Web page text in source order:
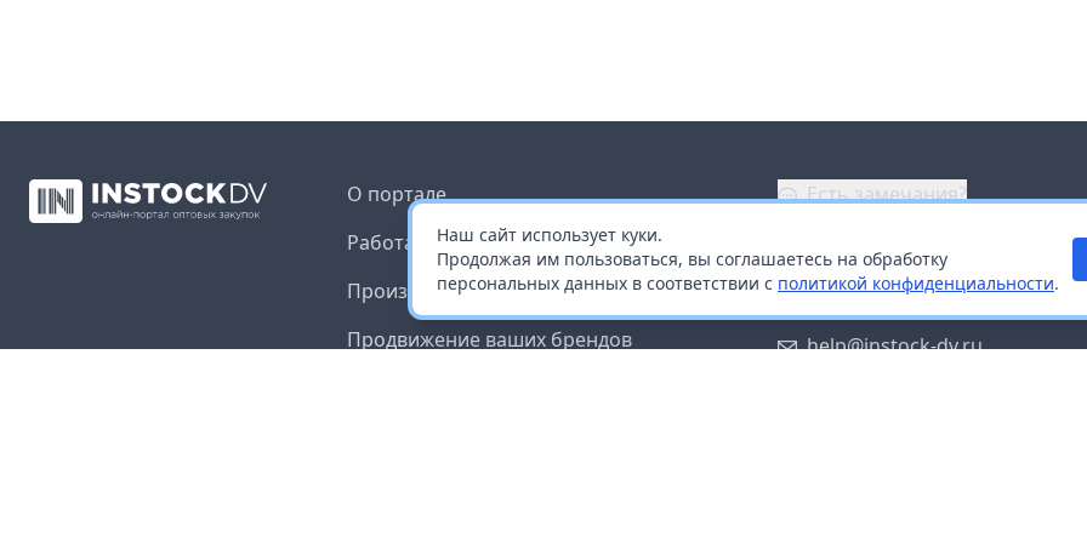
Наш сайт использует куки.
Продолжая им пользоваться, вы соглашаетесь на обработку
персональных данных в соответствии с политикой конфиденциальности.
О портале
Работа с платформой
Производителям и дистрибьюторам
Продвижение ваших брендов
Есть замечания?
Заказать звонок
help@instock-dv.ru